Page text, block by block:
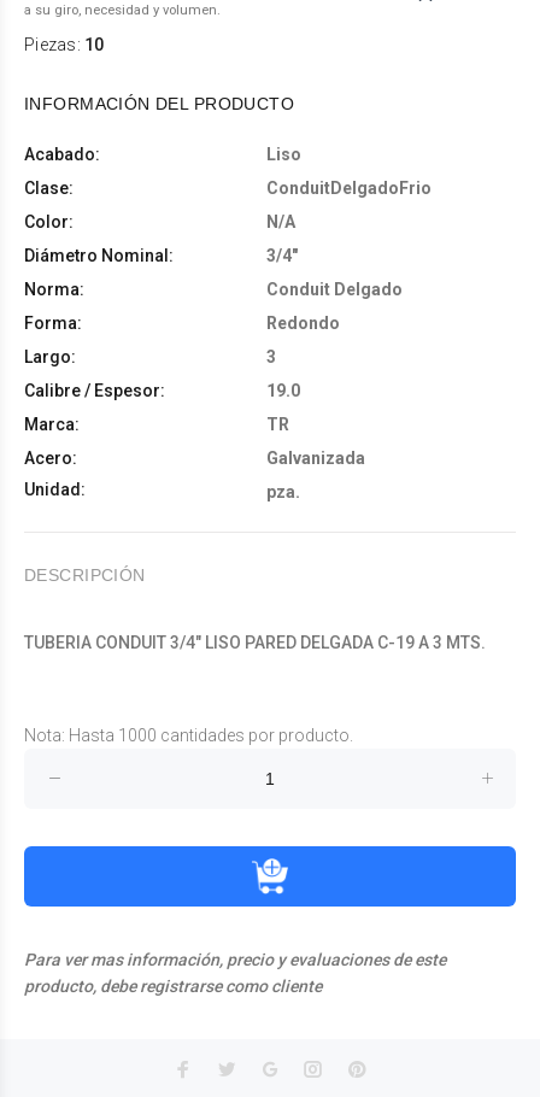
a su giro, necesidad y volumen.
Piezas: 10
INFORMACIÓN DEL PRODUCTO
Acabado:
Liso
Clase:
ConduitDelgadoFrio
Color:
N/A
Diámetro Nominal:
3/4"
Norma:
Conduit Delgado
Forma:
Redondo
Largo:
3
Calibre / Espesor:
19.0
Marca:
TR
Acero:
Galvanizada
Unidad:
pza.
DESCRIPCIÓN
TUBERIA CONDUIT 3/4" LISO PARED DELGADA C-19 A 3 MTS.
Nota: Hasta 1000 cantidades por producto.
Para ver mas información, precio y evaluaciones de este
producto, debe registrarse como cliente